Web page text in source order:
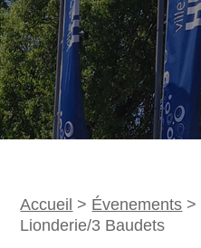
Accueil > Évenements >
Lionderie/3 Baudets